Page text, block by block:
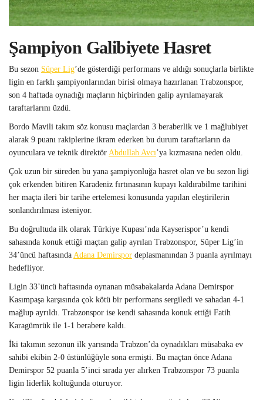
Şampiyon Galibiyete Hasret
Bu sezon Süper Lig’de gösterdiği performans ve aldığı sonuçlarla birlikte
ligin en farklı şampiyonlarından birisi olmaya hazırlanan Trabzonspor,
son 4 haftada oynadığı maçların hiçbirinden galip ayrılamayarak
taraftarlarını üzdü.
Bordo Mavili takım söz konusu maçlardan 3 beraberlik ve 1 mağlubiyet
alarak 9 puanı rakiplerine ikram ederken bu durum taraftarların da
oyunculara ve teknik direktör Abdullah Avcı’ya kızmasına neden oldu.
Çok uzun bir süreden bu yana şampiyonluğa hasret olan ve bu sezon ligi
çok erkenden bitiren Karadeniz fırtınasının kupayı kaldırabilme tarihini
her maçta ileri bir tarihe ertelemesi konusunda yapılan eleştirilerin
sonlandırılması isteniyor.
Bu doğrultuda ilk olarak Türkiye Kupası’nda Kayserispor’u kendi
sahasında konuk ettiği maçtan galip ayrılan Trabzonspor, Süper Lig’in
34’üncü haftasında Adana Demirspor deplasmanından 3 puanla ayrılmayı
hedefliyor.
Ligin 33’üncü haftasında oynanan müsabakalarda Adana Demirspor
Kasımpaşa karşısında çok kötü bir performans sergiledi ve sahadan 4-1
mağlup ayrıldı. Trabzonspor ise kendi sahasında konuk ettiği Fatih
Karagümrük ile 1-1 berabere kaldı.
İki takımın sezonun ilk yarısında Trabzon’da oynadıkları müsabaka ev
sahibi ekibin 2-0 üstünlüğüyle sona ermişti. Bu maçtan önce Adana
Demirspor 52 puanla 5’inci sırada yer alırken Trabzonspor 73 puanla
ligin liderlik koltuğunda oturuyor.